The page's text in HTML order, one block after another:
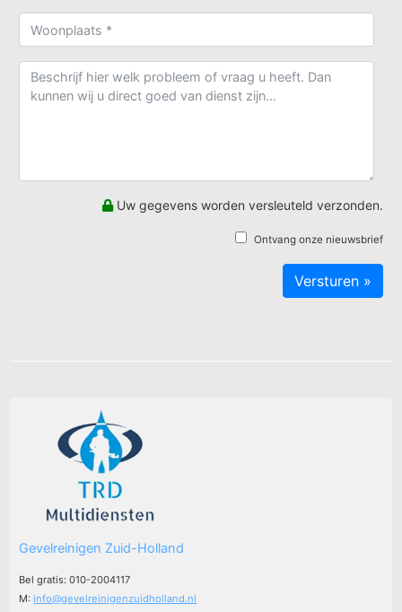
Uw gegevens worden versleuteld verzonden.
Ontvang onze nieuwsbrief
Gevelreinigen Zuid-Holland
Bel gratis: 010-2004117
M:info@gevelreinigenzuidholland.nl